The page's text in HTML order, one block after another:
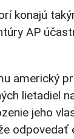
konajú
AP
americký
lietadiel
jeho